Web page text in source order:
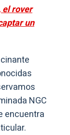
el rover
un
NGC
encuentra